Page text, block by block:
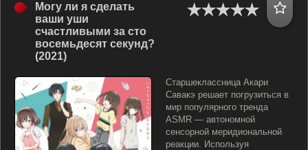
Могу ли я сделать
ваши уши
счастливыми за сто
восемьдесят секунд?
(2021)
Старшеклассница Акари
Савакэ решает погрузиться в
мир популярного тренда
ASMR — автономной
сенсорной меридиональной
реакции. Используя